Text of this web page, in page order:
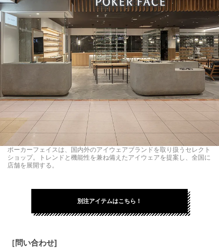
ポーカーフェイスは、国内外のアイウェアブランドを取り扱うセレクト
ショップ。トレンドと機能性を兼ね備えたアイウェアを提案し、全国に
店舗を展開する。
別注アイテムはこちら！
［問い合わせ]